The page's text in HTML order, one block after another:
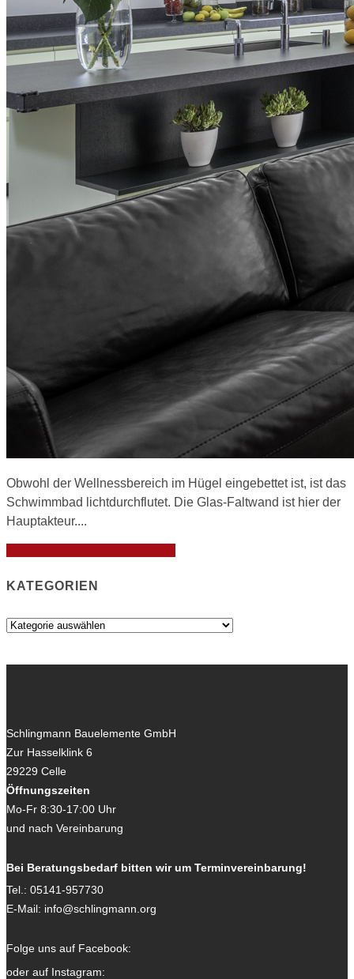
Obwohl der Wellnessbereich im Hügel eingebettet ist, ist das
Schwimmbad lichtdurchflutet. Die Glas-Faltwand ist hier der
Hauptakteur....
KATEGORIEN
Kategorien
Schlingmann Bauelemente GmbH
Zur Hasselklink 6
29229 Celle
Öffnungszeiten
Mo-Fr 8:30-17:00 Uhr
und nach Vereinbarung
Bei Beratungsbedarf bitten wir um Terminvereinbarung!
Tel.: 05141-957730
E-Mail: info@schlingmann.org
Folge uns auf Facebook:
oder auf Instagram: